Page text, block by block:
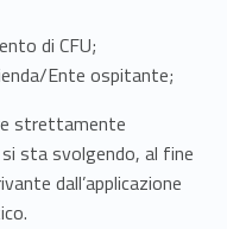
di CFU;
Ente ospitante;
strettamente
sta svolgendo, al fine
dall’applicazione